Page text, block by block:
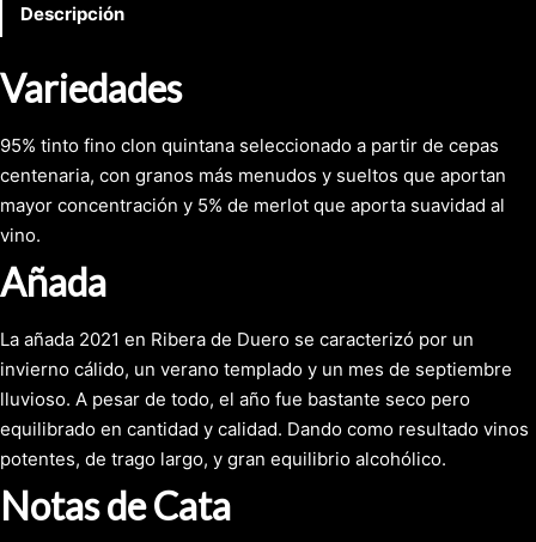
Descripción
Variedades
95% tinto fino clon quintana seleccionado a partir de cepas
centenaria, con granos más menudos y sueltos que aportan
mayor concentración y 5% de merlot que aporta suavidad al
vino.
Añada
La añada 2021 en Ribera de Duero se caracterizó por un
invierno cálido, un verano templado y un mes de septiembre
lluvioso. A pesar de todo, el año fue bastante seco pero
equilibrado en cantidad y calidad. Dando como resultado vinos
potentes, de trago largo, y gran equilibrio alcohólico.
Notas de Cata